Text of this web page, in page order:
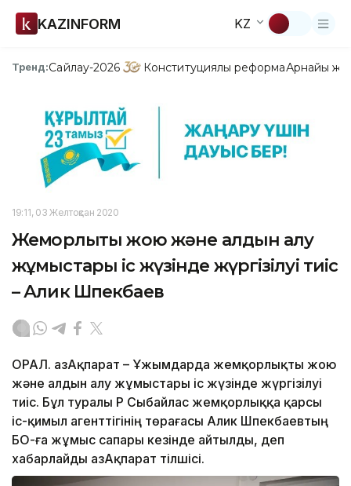
KAZINFORM KZ
Тренд:Сайлау-2026 Конституциялық реформаАрнайы
19:11, 03 Желтоқсан 2020
Жемқорлықты жою және алдын алу
жұмыстары іс жүзінде жүргізілуі тиіс
– Алик Шпекбаев
ОРАЛ. ҚазАқпарат – Ұжымдарда жемқорлықты жою
және алдын алу жұмыстары іс жүзінде жүргізілуі
тиіс. Бұл туралы ҚР Сыбайлас жемқорлыққа қарсы
іс-қимыл агенттігінің төрағасы Алик Шпекбаевтың
БҚО-ға жұмыс сапары кезінде айтылды, деп
хабарлайды ҚазАқпарат тілшісі.